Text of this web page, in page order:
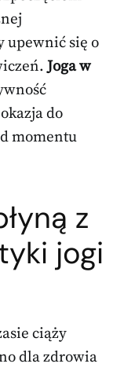
upewnić się o
Joga w
do
momentu
z
jogi
ciąży
dla zdrowia